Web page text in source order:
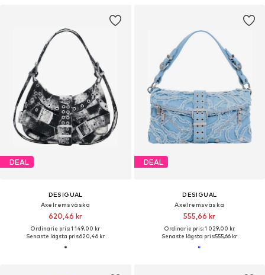
DEAL
DESIGUAL
Axelremsväska
620,46 kr
Ordinarie pris: 1 149,00 kr
Senaste lägsta pris:620,46 kr
DEAL
DESIGUAL
Axelremsväska
555,66 kr
Ordinarie pris: 1 029,00 kr
Senaste lägsta pris:555,66 kr